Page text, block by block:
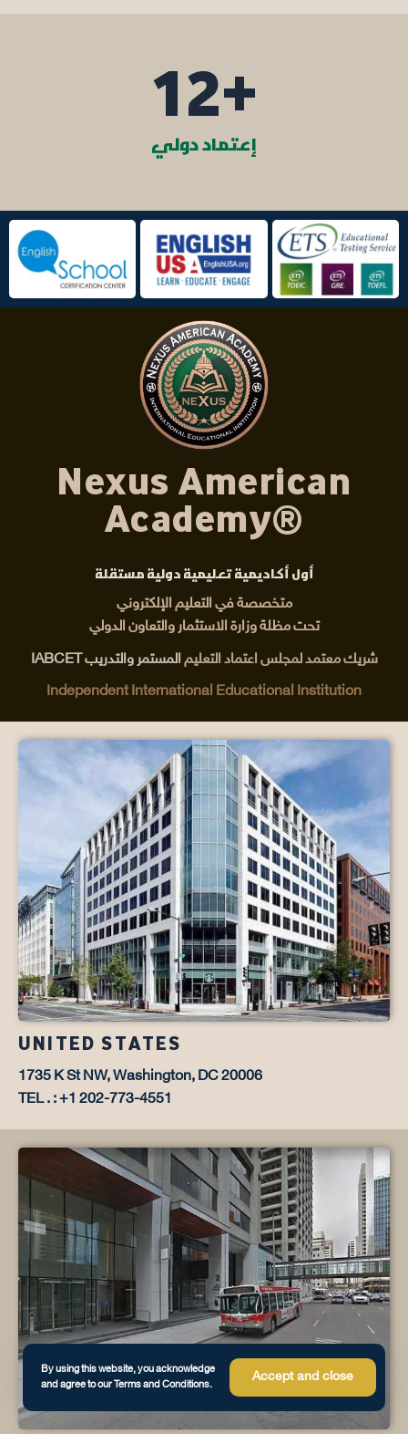
إعتماد دولي
12+
Nexus American
Academy®
أول أكاديمية تعليمية دولية مستقلة
متخصصة في التعليم الإلكتروني
تحت مظلة وزارة الاستثمار والتعاون الدولي
شريك معتمد لمجلس اعتماد التعليم المستمر والتدريب IABCET
Independent International Educational Institution
UNITED STATES
1735 K St NW, Washington, DC 20006
TEL . : +1 202-773-4551
By using this website, you acknowledge
and agree to our Terms and Conditions.
Accept and close